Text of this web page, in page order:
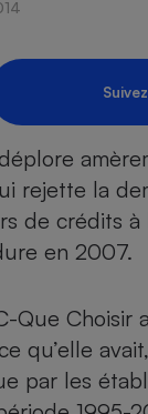
déplore
rejette la
de crédits à
en 2007.
Que
qu’elle
par les
Ensemble
interactives